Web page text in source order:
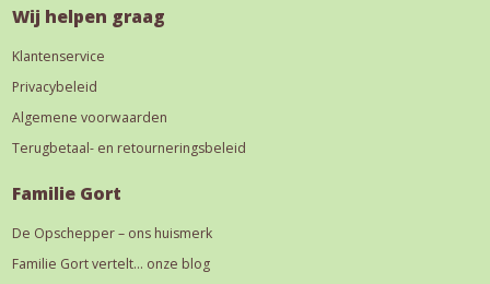
Wij helpen graag
Klantenservice
Privacybeleid
Algemene voorwaarden
Terugbetaal- en retourneringsbeleid
Familie Gort
De Opschepper – ons huismerk
Familie Gort vertelt… onze blog